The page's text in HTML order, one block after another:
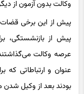
پیش از این برخی قضات
پیش از بازنشستگی،
عرصه وکالت
عنوان و ارتباطاتی که
بودند بعد از وکیل